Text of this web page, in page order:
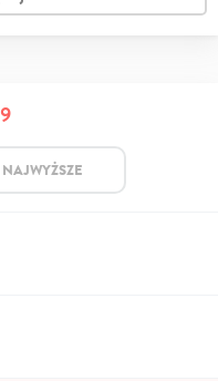
9
NAJWYŻSZE